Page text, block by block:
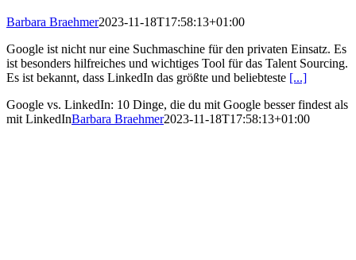
Barbara Braehmer2023-11-18T17:58:13+01:00
Google ist nicht nur eine Suchmaschine für den privaten Einsatz. Es
ist besonders hilfreiches und wichtiges Tool für das Talent Sourcing.
Es ist bekannt, dass LinkedIn das größte und beliebteste [...]
Google vs. LinkedIn: 10 Dinge, die du mit Google besser findest als
mit LinkedInBarbara Braehmer2023-11-18T17:58:13+01:00